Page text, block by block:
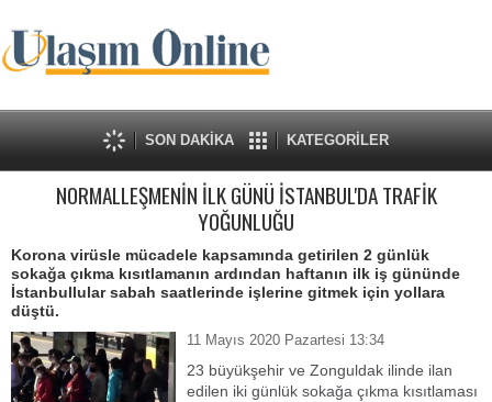
SON DAKİKA KATEGORİLER
NORMALLEŞMENİN İLK GÜNÜ İSTANBUL'DA TRAFİK
YOĞUNLUĞU
Korona virüsle mücadele kapsamında getirilen 2 günlük
sokağa çıkma kısıtlamanın ardından haftanın ilk iş gününde
İstanbullular sabah saatlerinde işlerine gitmek için yollara
düştü.
11 Mayıs 2020 Pazartesi 13:34
23 büyükşehir ve Zonguldak ilinde ilan
edilen iki günlük sokağa çıkma kısıtlaması